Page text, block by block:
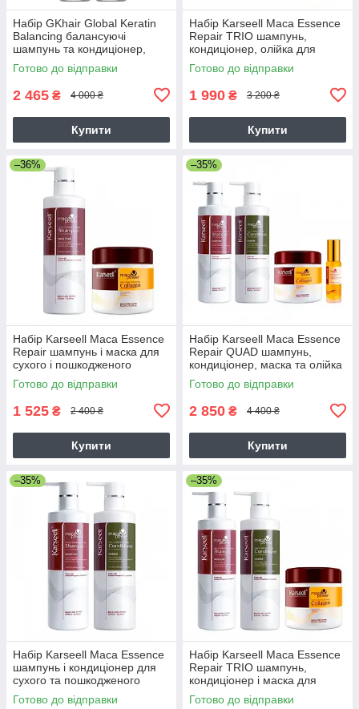
Набір GKhair Global Keratin
Balancing балансуючі
шампунь та кондиціонер,
2х300 мл
Готово до відправки
2 465 ₴ 4 000 ₴
Купити
Набір Karseell Мaca Essence
Repair TRIO шампунь,
кондиціонер, олійка для
пошкодженого волосся,
500/500/50 мл
Готово до відправки
1 990 ₴ 3 200 ₴
Купити
–36%
Набір Karseell Мaca Essence
Repair шампунь і маска для
сухого і пошкодженого
волосся, 2х500 мл
Готово до відправки
1 525 ₴ 2 400 ₴
Купити
–35%
Набір Karseell Мaca Essence
Repair QUAD шампунь,
кондиціонер, маска та олійка
для волосся, 3х500/50 мл
Готово до відправки
2 850 ₴ 4 400 ₴
Купити
–35%
Набір Karseell Мaca Essence
шампунь і кондиціонер для
сухого та пошкодженого
волосся, 2х500 мл
Готово до відправки
–35%
Набір Karseell Мaca Essence
Repair TRIO шампунь,
кондиціонер і маска для
сухого і пошкодженого
волосся, 3х500 мл
Готово до відправки